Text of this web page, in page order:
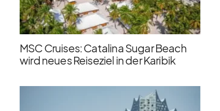
MSC Cruises: Catalina Sugar Beach
wird neues Reiseziel in der Karibik